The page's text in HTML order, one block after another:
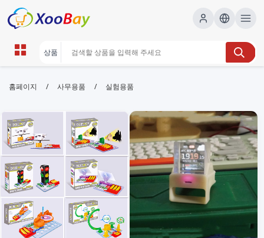
실험용품 | XOOBAY B2B/B2C
실험용품, 연구실장비, 실험도구, 화학실험, 실험실안전
장비, wholesale 실험용품, XOOBAY
실험용품전문쇼핑연구실장비구입추천템정보
홈페이지 / 사무용품 / 실험용품